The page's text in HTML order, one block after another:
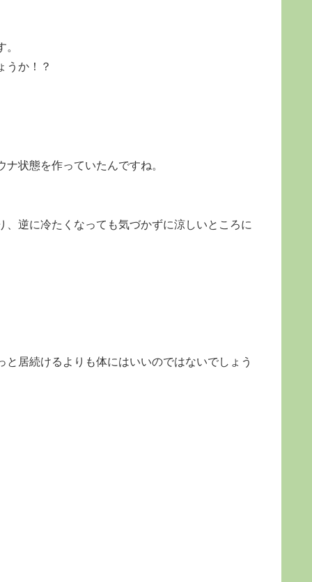
うか！？
状態を作っていたんですね。
逆に冷たくなっても気づかずに涼しいところに
居続けるよりも体にはいいのではないでしょう